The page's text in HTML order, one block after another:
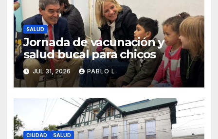
SALUD
Jornada de vacunación y
salud bucal para chicos
JUL 31, 2026 PABLO L.
CIUDAD SALUD